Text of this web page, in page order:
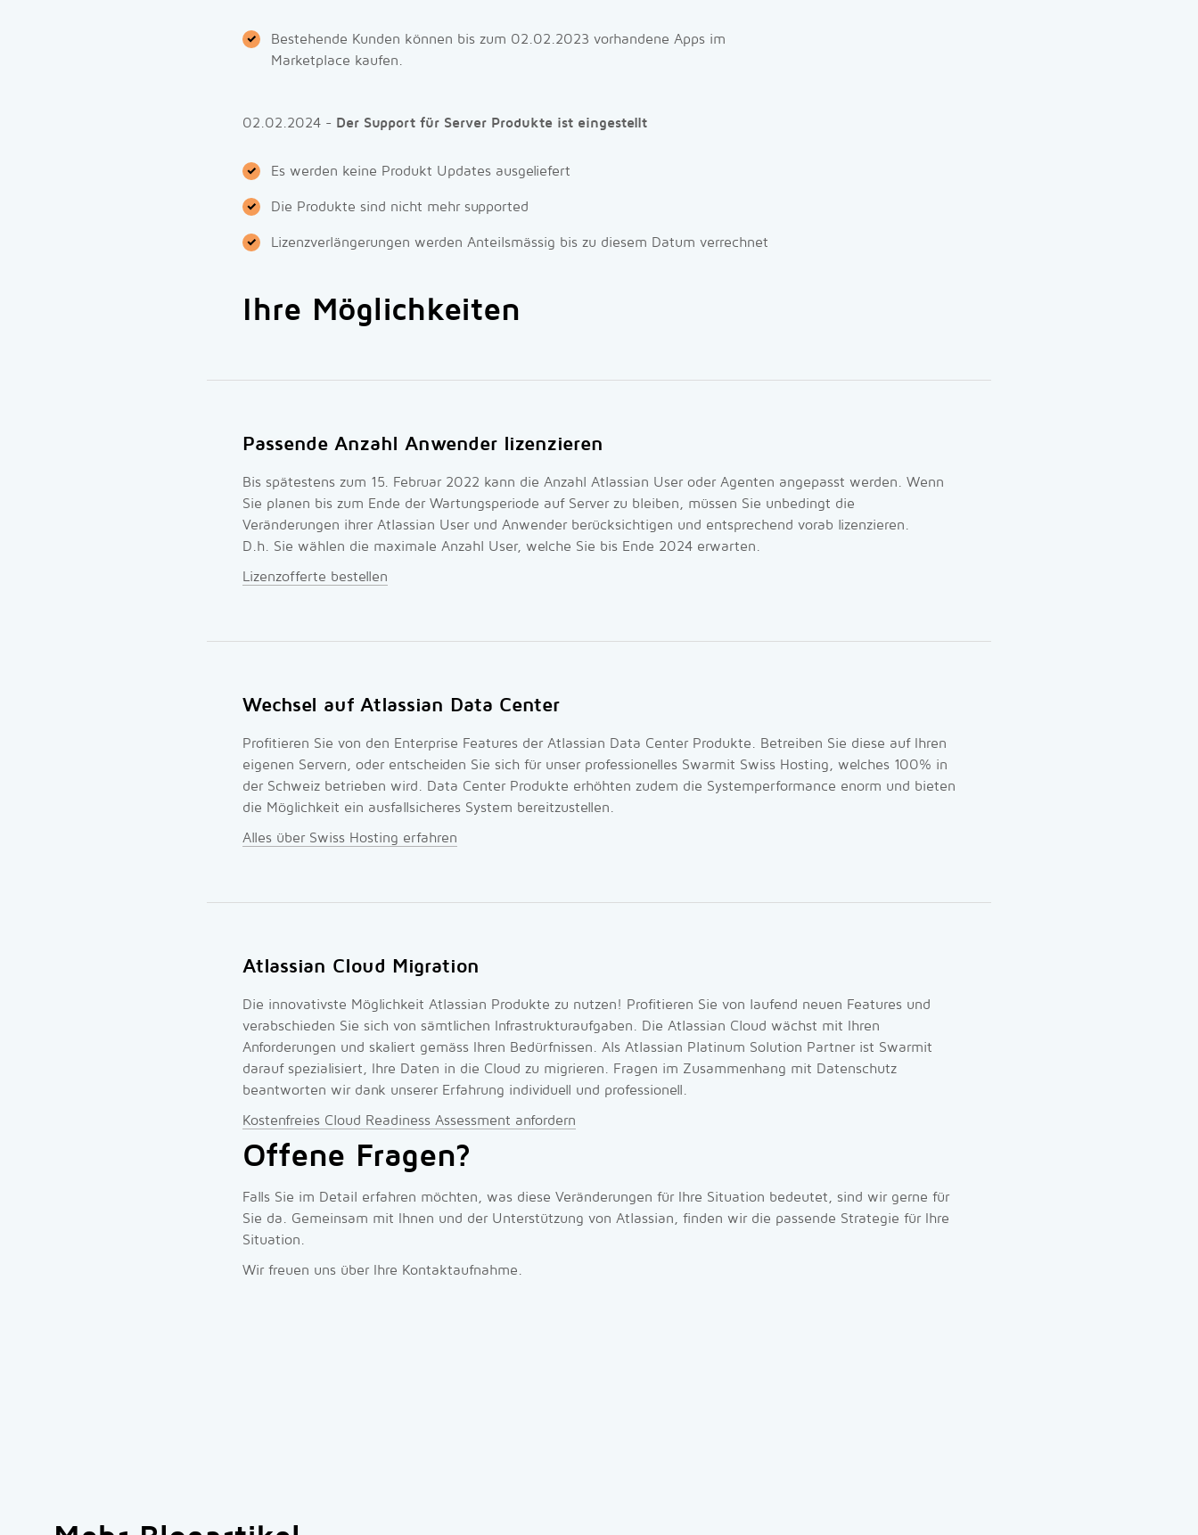
Bestehende Kunden können bis zum 02.02.2023 vorhandene Apps im
Marketplace kaufen.
02.02.2024 - Der Support für Server Produkte ist eingestellt
Es werden keine Produkt Updates ausgeliefert
Die Produkte sind nicht mehr supported
Lizenzverlängerungen werden Anteilsmässig bis zu diesem Datum verrechnet
Ihre Möglichkeiten
Passende Anzahl Anwender lizenzieren
Bis spätestens zum 15. Februar 2022 kann die Anzahl Atlassian User oder Agenten angepasst werden. Wenn
Sie planen bis zum Ende der Wartungsperiode auf Server zu bleiben, müssen Sie unbedingt die
Veränderungen ihrer Atlassian User und Anwender berücksichtigen und entsprechend vorab lizenzieren.
D.h. Sie wählen die maximale Anzahl User, welche Sie bis Ende 2024 erwarten.
Lizenzofferte bestellen
Wechsel auf Atlassian Data Center
Profitieren Sie von den Enterprise Features der Atlassian Data Center Produkte. Betreiben Sie diese auf Ihren
eigenen Servern, oder entscheiden Sie sich für unser professionelles Swarmit Swiss Hosting, welches 100% in
der Schweiz betrieben wird. Data Center Produkte erhöhten zudem die Systemperformance enorm und bieten
die Möglichkeit ein ausfallsicheres System bereitzustellen.
Alles über Swiss Hosting erfahren
Atlassian Cloud Migration
Die innovativste Möglichkeit Atlassian Produkte zu nutzen! Profitieren Sie von laufend neuen Features und
verabschieden Sie sich von sämtlichen Infrastrukturaufgaben. Die Atlassian Cloud wächst mit Ihren
Anforderungen und skaliert gemäss Ihren Bedürfnissen. Als Atlassian Platinum Solution Partner ist Swarmit
darauf spezialisiert, Ihre Daten in die Cloud zu migrieren. Fragen im Zusammenhang mit Datenschutz
beantworten wir dank unserer Erfahrung individuell und professionell.
Kostenfreies Cloud Readiness Assessment anfordern
Offene Fragen?
Falls Sie im Detail erfahren möchten, was diese Veränderungen für Ihre Situation bedeutet, sind wir gerne für
Sie da. Gemeinsam mit Ihnen und der Unterstützung von Atlassian, finden wir die passende Strategie für Ihre
Situation.
Wir freuen uns über Ihre Kontaktaufnahme.